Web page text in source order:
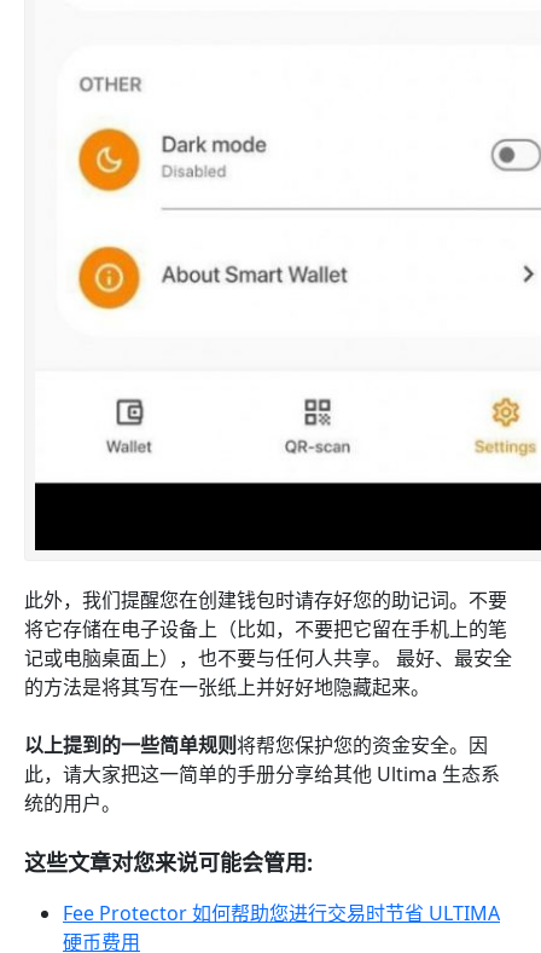
此外，我们提醒您在创建钱包时请存好您的助记词。不要
将它存储在电子设备上（比如，不要把它留在手机上的笔
记或电脑桌面上），也不要与任何人共享。 最好、最安全
的方法是将其写在一张纸上并好好地隐藏起来。
以上提到的一些简单规则将帮您保护您的资金安全。因
此，请大家把这一简单的手册分享给其他 Ultima 生态系
统的用户。
这些文章对您来说可能会管用:
Fee Protector 如何帮助您进行交易时节省 ULTIMA
硬币费用